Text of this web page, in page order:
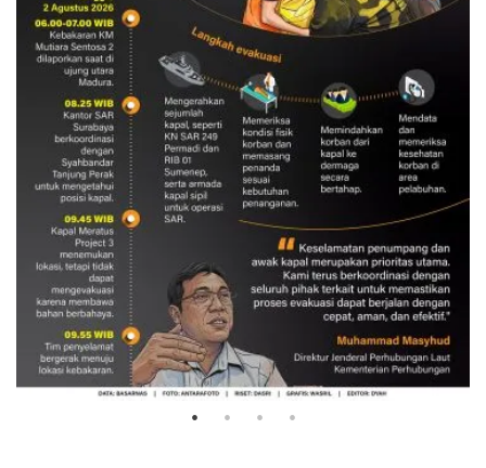
Evakuasi korban kebakaran KM
Mutiara Sentosa 2
3 Agustus 2026